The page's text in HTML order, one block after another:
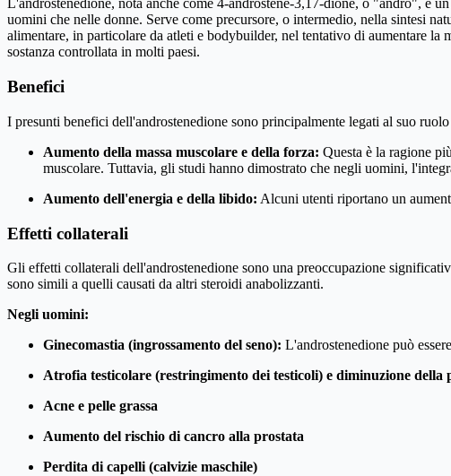
L'androstenedione, nota anche come 4-androstene-3,17-dione, o "andro", è
uomini che nelle donne. Serve come precursore, o intermedio, nella sintesi
alimentare, in particolare da atleti e bodybuilder, nel tentativo di aumentare
sostanza controllata in molti paesi.
Benefici
I presunti benefici dell'androstenedione sono principalmente legati al suo
Aumento della massa muscolare e della forza: Questa è la ragione
muscolare. Tuttavia, gli studi hanno dimostrato che negli uomini,
Aumento dell'energia e della libido: Alcuni utenti riportano un
Effetti collaterali
Gli effetti collaterali dell'androstenedione sono una preoccupazione
sono simili a quelli causati da altri steroidi anabolizzanti.
Negli uomini:
Ginecomastia (ingrossamento del seno): L'androstenedione può
Atrofia testicolare (restringimento dei testicoli) e diminuzione della
Acne e pelle grassa
Aumento del rischio di cancro alla prostata
Perdita di capelli (calvizie maschile)